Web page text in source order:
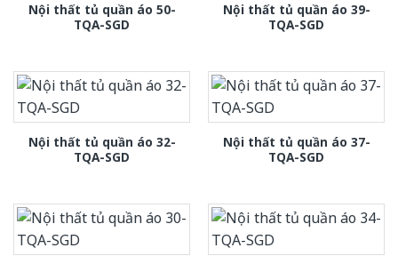
Nội thất tủ quần áo 50-
TQA-SGD
Nội thất tủ quần áo 39-
TQA-SGD
Nội thất tủ quần áo 32-
TQA-SGD
Nội thất tủ quần áo 37-
TQA-SGD